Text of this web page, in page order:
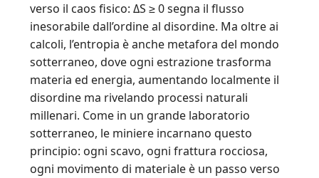
verso il caos fisico: ΔS ≥ 0 segna il flusso
inesorabile dall’ordine al disordine. Ma oltre ai
calcoli, l’entropia è anche metafora del mondo
sotterraneo, dove ogni estrazione trasforma
materia ed energia, aumentando localmente il
disordine ma rivelando processi naturali
millenari. Come in un grande laboratorio
sotterraneo, le miniere incarnano questo
principio: ogni scavo, ogni frattura rocciosa,
ogni movimento di materiale è un passo verso